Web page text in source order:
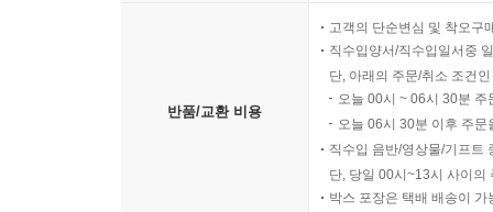
반품/교환 비용
고객의 단순변심 및 착오구
직수입양서/직수입일서중
단, 아래의 주문/취소 조건
오늘 00시 ~ 06시 30분
오늘 06시 30분 이후 주
직수입 음반/영상물/기프트
단, 당일 00시~13시 사이의
박스 포장은 택배 배송이